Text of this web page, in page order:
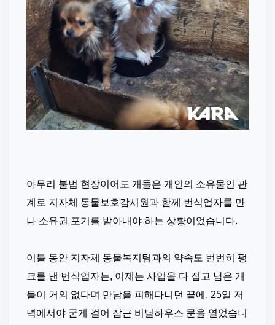
아무리 불법 현장이어도 개들은 개인의 소유물인 관
계로 지자체 동물보호감시원과 함께 번식업자를 만
나 소유권 포기를 받아내야 하는 상황이었습니다.
이틀 동안 지자체 동물복지팀과의 약속도 번번히 펑
크를 낸 번식업자는, 이제는 사업을 다 접고 남은 개
들이 거의 없다며 만남을 피해다니던 끝에, 25일 저
녁에서야 굳게 걸어 잠근 비닐하우스 문을 열었습니